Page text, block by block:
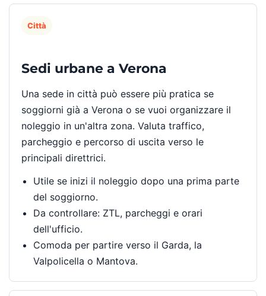
Città
Sedi urbane a Verona
Una sede in città può essere più pratica se
soggiorni già a Verona o se vuoi organizzare il
noleggio in un'altra zona. Valuta traffico,
parcheggio e percorso di uscita verso le
principali direttrici.
Utile se inizi il noleggio dopo una prima parte
del soggiorno.
Da controllare: ZTL, parcheggi e orari
dell'ufficio.
Comoda per partire verso il Garda, la
Valpolicella o Mantova.